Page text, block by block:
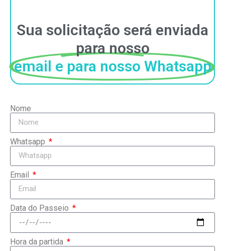
Nome
Whatsapp
Email
Data do Passeio
Hora da partida
Sua solicitação será enviada
para nosso
email e para nosso Whatsapp